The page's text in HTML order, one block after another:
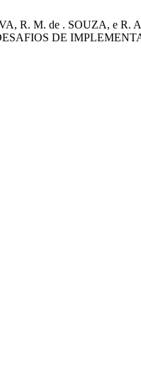
R. M. de . SOUZA, e
DE